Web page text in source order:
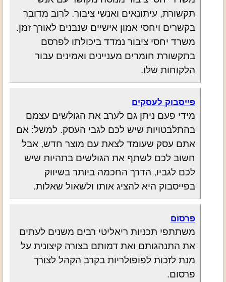
תקשורת, עיתונאים ואנשי ציבור. לרוב מדובר
בקשרים ויחסי אמון אישיים שנבנים לאורך זמן.
משרד יחסי ציבור נמדד ביכולתו לפרסם
בתקשורת חומרים מעניינים ואמינים עבור
הלקוחות שלו.
פייסבוק לעסקים
מידי פעם ניתן גם לערב את הגולשים עצמם
בהתלבטויות שיש לכם לגבי העסק. למשל: אם
אתם עסק שעומד לצאת עם מוצר חדש, אבל
חשוב לכם לשתף את הגולשים בתהיות שיש
לכם לגביו, הדרך החכמה ביותר בשיווק
בפייסבוק היא להציג אותו ולשאול שאלות.
פרסום
משתתפי תכניות ריאליטי רבים משנים לעתים
את התנהגותם ואת דמותם בצורה קיצונית על
מנת לזכות לפופולריות בקרב הקהל לצורך
פרסום.